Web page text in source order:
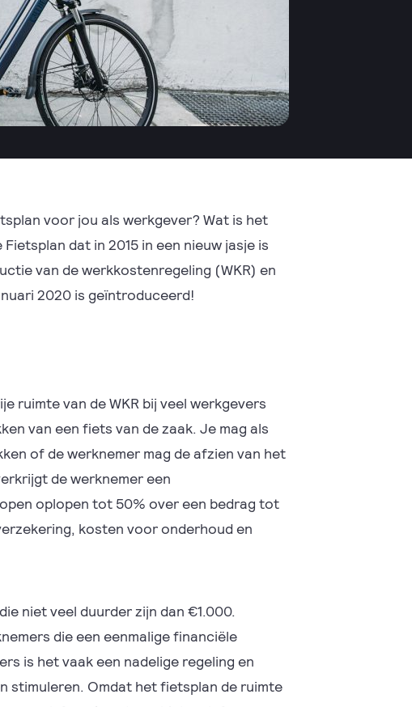
voor jou als werkgever? Wat is het
dat in 2015 in een nieuw jasje is
van de werkkostenregeling (WKR) en
2020 is geïntroduceerd!
ruimte van de WKR bij veel werkgevers
van een fiets van de zaak. Je mag als
of de werknemer mag de afzien van het
de werknemer een
oplopen tot 50% over een bedrag tot
kosten voor onderhoud en
niet veel duurder zijn dan €1.000.
die een eenmalige financiële
is het vaak een nadelige regeling en
stimuleren. Omdat het fietsplan de ruimte